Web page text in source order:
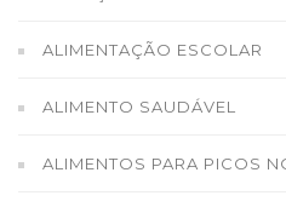
ALIMENTAÇÃO ESCOLAR
ALIMENTO SAUDÁVEL
ALIMENTOS PARA PICOS